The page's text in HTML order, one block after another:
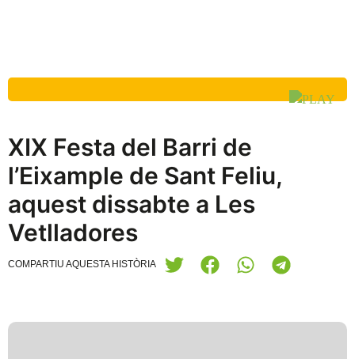
XIX Festa del Barri de
l’Eixample de Sant Feliu,
aquest dissabte a Les
Vetlladores
COMPARTIU AQUESTA HISTÒRIA